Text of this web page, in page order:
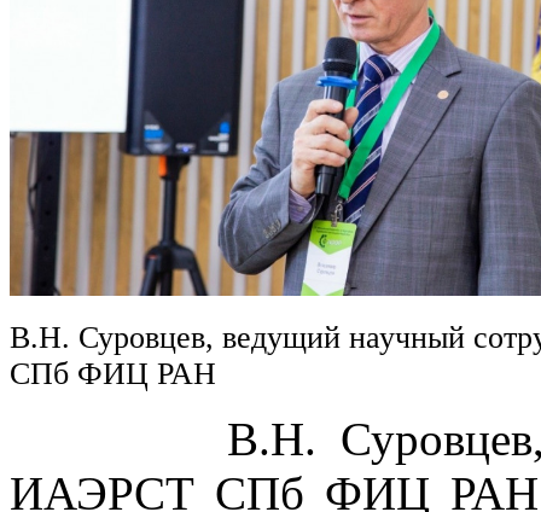
В.Н. Суровцев, ведущий научный
СПб ФИЦ РАН
В.Н. Суровцев,
ИАЭРСТ СПб ФИЦ РАН,